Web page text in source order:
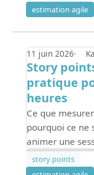
estimation agile
11 juin 2026
Story
pratique
heures
Ce que
pourquoi ce ne
animer une
l'estimation en
cheat sheet
story points